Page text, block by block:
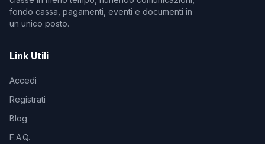
fondo cassa, pagamenti, eventi e documenti in
un unico posto.
Link Utili
Accedi
Registrati
Blog
F.A.Q.